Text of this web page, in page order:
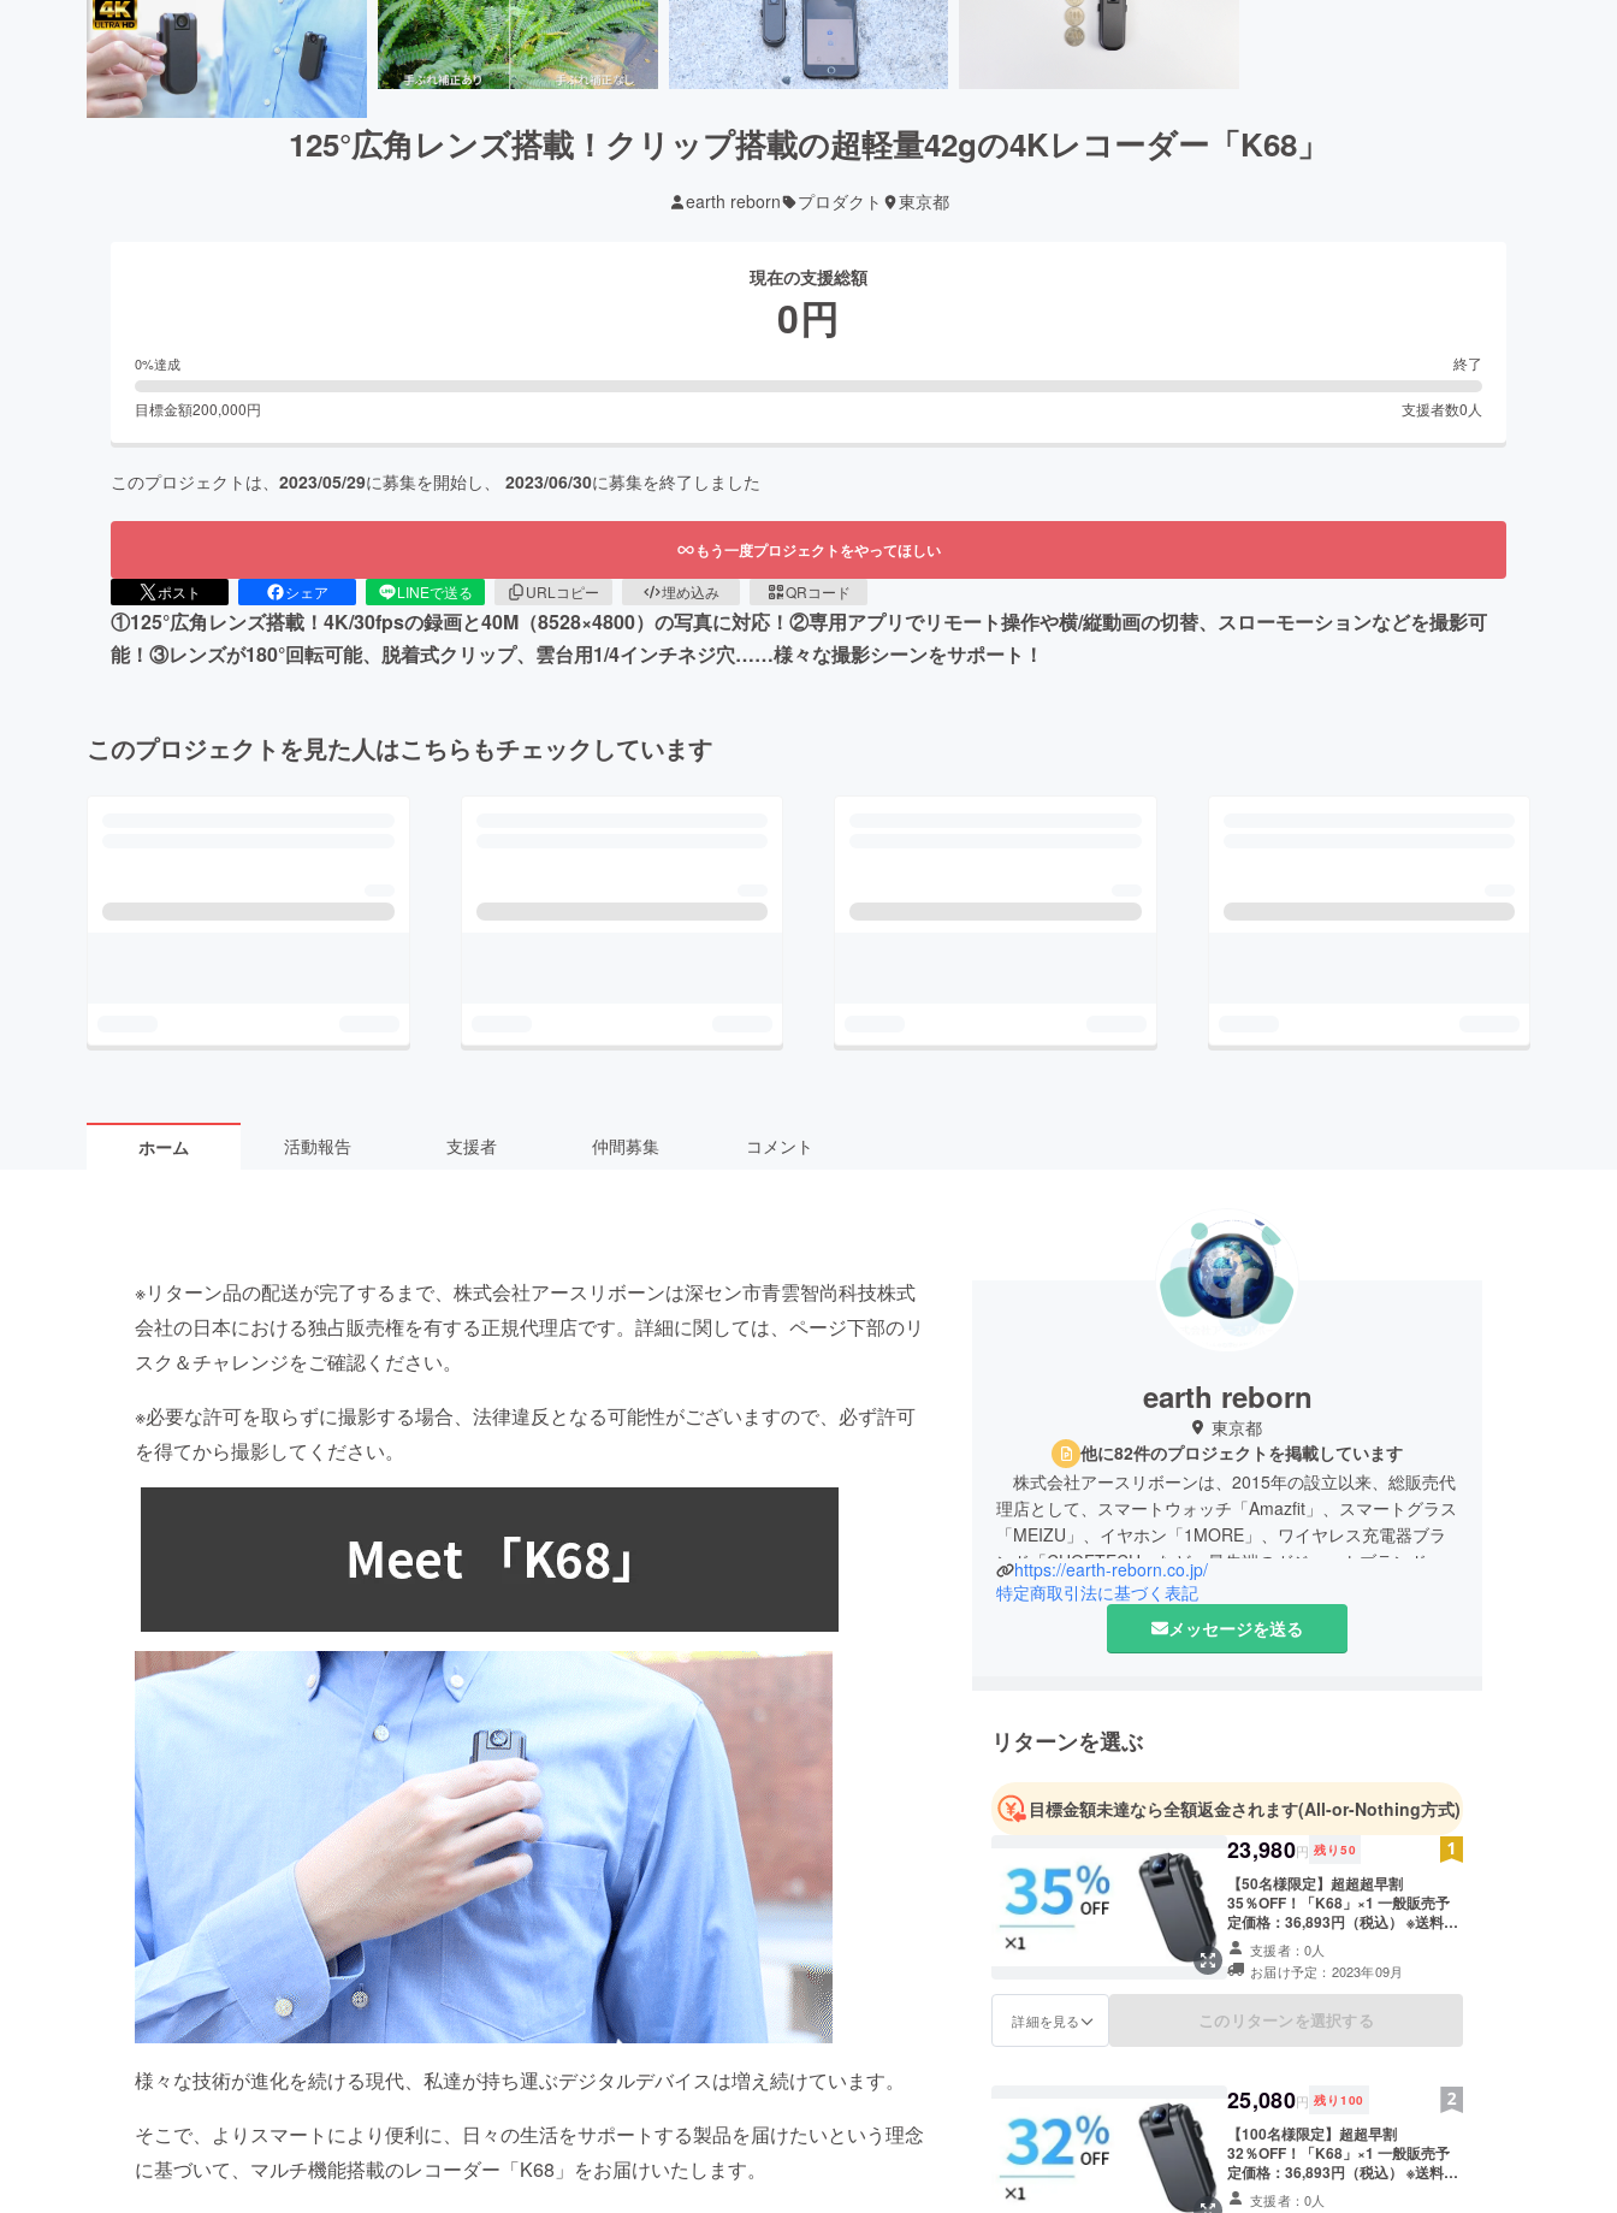
125°広角レンズ搭載！クリップ搭載の超軽量42gの4Kレコーダー「K68」
earth reborn プロダクト 東京都
現在の支援総額
0円
0%達成 終了
目標金額200,000円 支援者数0 人
このプロジェクトは、 2023/05/29に募集を開始し、 2023/06/30に募集を終了しました
もう一度プロジェクトをやってほしい
ポスト シェア LINEで送る URLコピー 埋め込み QRコード
①125°広角レンズ搭載！4K/30fpsの録画と40M（8528×4800）の写真に対応！②専用アプリでリモート操作や横/縦動画の切替、スローモーションなどを撮影可
能！③レンズが180°回転可能、脱着式クリップ、雲台用1/4インチネジ穴……様々な撮影シーンをサポート！
このプロジェクトを見た人はこちらもチェックしています
ホーム 活動報告 支援者 仲間募集 コメント
※リターン品の配送が完了するまで、株式会社アースリボーンは深セン市青雲智尚科技株式
会社の日本における独占販売権を有する正規代理店です。詳細に関しては、ページ下部のリ
スク＆チャレンジをご確認ください。
※必要な許可を取らずに撮影する場合、法律違反となる可能性がございますので、必ず許可
を得てから撮影してください。
様々な技術が進化を続ける現代、私達が持ち運ぶデジタルデバイスは増え続けています。
そこで、よりスマートにより便利に、日々の生活をサポートする製品を届けたいという理念
に基づいて、マルチ機能搭載のレコーダー「K68」をお届けいたします。
earth reborn
東京都
他に82件のプロジェクトを掲載しています
株式会社アースリボーンは、2015年の設立以来、総販売代
理店として、スマートウォッチ「Amazfit」、スマートグラス
「MEIZU」、イヤホン「1MORE」、ワイヤレス充電器ブラ
ンド「CHOETECH」など、最先端のガジェットブランドを
幅広く取り扱っております。
私たちは、「世界中の優れたブランドを発掘し、日本市場
体の調和を願う」という想いが込められています。私たち
は、地域社会から世界へと貢献できるグローバル企業を目指
し、貧困地域での慈善活動や、貧困・差別といった社会課題
の改善にも微力ながら取り組んでおります。
今後とも、皆さまの温かいご支援を賜りますよう、心より
お願い申し上げます。
https://earth-reborn.co.jp/
特定商取引法に基づく表記
メッセージを送る
リターンを選ぶ
目標金額未達なら全額返金されます(All-or-Nothing方式)
23,980円 残り 50
【50名様限定】超超超早割
35％OFF！「K68」×1 一般販売予
定価格：36,893円（税込） ※送料無
料（日本国内限定） 内容物：
「K68」（クリップ付き）×1 USB-
A to Type-Cケーブル×1 日本語取扱
説明書×1
支援者：0人
お届け予定：2023年09月
詳細を見る このリターンを選択する
25,080円 残り 100
【100名様限定】超超早割
32％OFF！「K68」×1 一般販売予
定価格：36,893円（税込） ※送料無
料（日本国内限定） 内容物：
支援者：0人